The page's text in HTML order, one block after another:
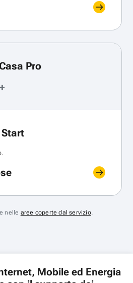
Pro
+
nelle aree coperte dal servizio.
Mobile ed Energia